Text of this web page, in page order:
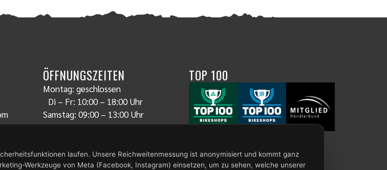
ÖFFNUNGSZEITEN
Montag: geschlossen
Di – Fr: 10:00 – 18:00 Uhr
Samstag: 09:00 – 13:00 Uhr
TOP 100
laufen. Unsere Reichweitenmessung ist anonymisiert und kommt ganz
Werkzeuge von Meta (Facebook, Instagram) einsetzen, um zu sehen, welche unserer